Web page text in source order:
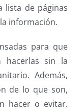
lista de páginas
información.
para que
hacerlas sin la
Además,
de lo que son,
hacer o evitar.